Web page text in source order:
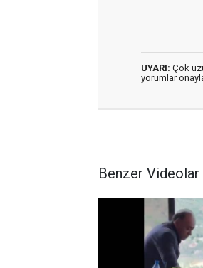
UYARI: Çok
yorumlar
Benzer Videolar